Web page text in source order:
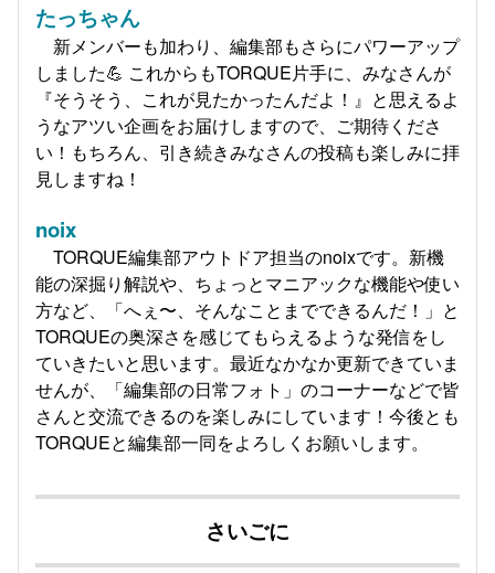
たっちゃん
新メンバーも加わり、編集部もさらにパワーアップ
しました💪 これからもTORQUE片手に、みなさんが
『そうそう、これが見たかったんだよ！』と思えるよ
うなアツい企画をお届けしますので、ご期待くださ
い！もちろん、引き続きみなさんの投稿も楽しみに拝
見しますね！
noix
TORQUE編集部アウトドア担当のnoixです。新機
能の深掘り解説や、ちょっとマニアックな機能や使い
方など、「へぇ〜、そんなことまでできるんだ！」と
TORQUEの奥深さを感じてもらえるような発信をし
ていきたいと思います。最近なかなか更新できていま
せんが、「編集部の日常フォト」のコーナーなどで皆
さんと交流できるのを楽しみにしています！今後とも
TORQUEと編集部一同をよろしくお願いします。
さいごに